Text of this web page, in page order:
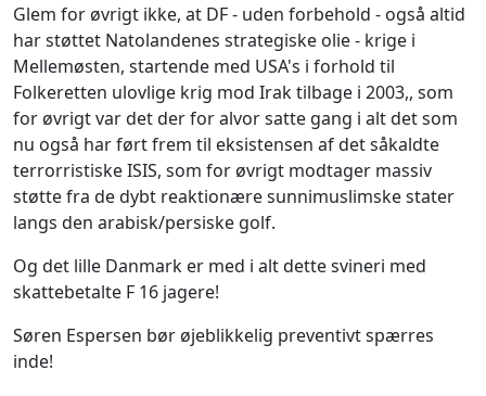
Glem for øvrigt ikke, at DF - uden forbehold - også altid
har støttet Natolandenes strategiske olie - krige i
Mellemøsten, startende med USA's i forhold til
Folkeretten ulovlige krig mod Irak tilbage i 2003,, som
for øvrigt var det der for alvor satte gang i alt det som
nu også har ført frem til eksistensen af det såkaldte
terrorristiske ISIS, som for øvrigt modtager massiv
støtte fra de dybt reaktionære sunnimuslimske stater
langs den arabisk/persiske golf.
Og det lille Danmark er med i alt dette svineri med
skattebetalte F 16 jagere!
Søren Espersen bør øjeblikkelig preventivt spærres
inde!